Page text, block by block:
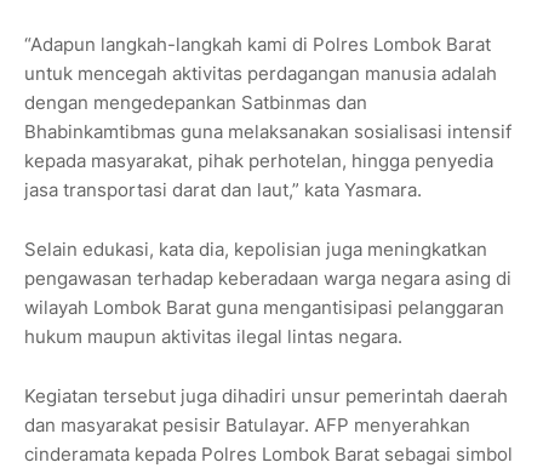
“Adapun langkah-langkah kami di Polres Lombok Barat
untuk mencegah aktivitas perdagangan manusia adalah
dengan mengedepankan Satbinmas dan
Bhabinkamtibmas guna melaksanakan sosialisasi intensif
kepada masyarakat, pihak perhotelan, hingga penyedia
jasa transportasi darat dan laut,” kata Yasmara.
Selain edukasi, kata dia, kepolisian juga meningkatkan
pengawasan terhadap keberadaan warga negara asing di
wilayah Lombok Barat guna mengantisipasi pelanggaran
hukum maupun aktivitas ilegal lintas negara.
Kegiatan tersebut juga dihadiri unsur pemerintah daerah
dan masyarakat pesisir Batulayar. AFP menyerahkan
cinderamata kepada Polres Lombok Barat sebagai simbol